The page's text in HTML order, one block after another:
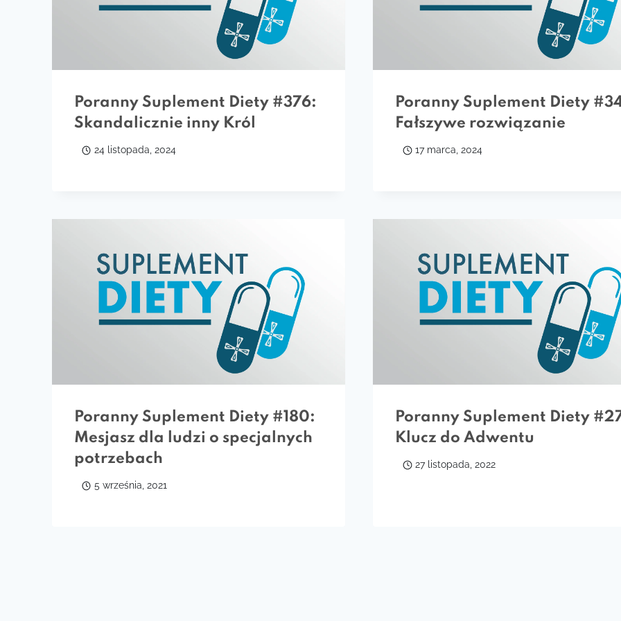
Poranny Suplement Diety #376:
Skandalicznie inny Król
24 listopada, 2024
Poranny Suplement Diety
Fałszywe rozwiązanie
17 marca, 2024
Poranny Suplement Diety #180:
Mesjasz dla ludzi o specjalnych
potrzebach
5 września, 2021
Poranny Suplement Diety
Klucz do Adwentu
27 listopada, 2022